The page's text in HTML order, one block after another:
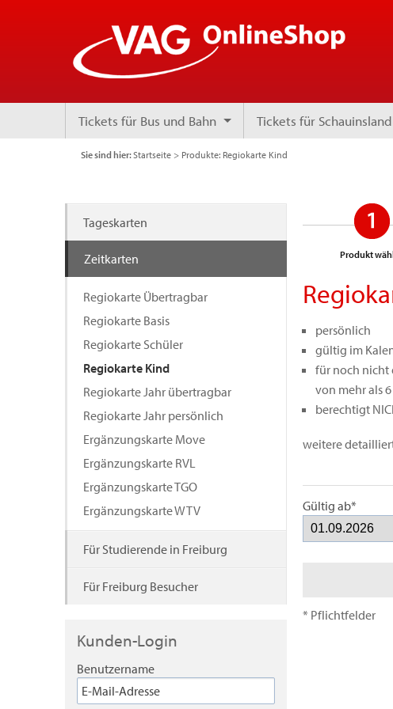
Tickets für Bus und Bahn Tickets für
Sie sind hier:Startseite > Produkte: Regiokarte Kind
Tageskarten
Zeitkarten
Regiokarte Übertragbar
Regiokarte Basis
Regiokarte Schüler
Regiokarte Kind
Regiokarte Jahr übertragbar
Regiokarte Jahr persönlich
Ergänzungskarte Move
Ergänzungskarte RVL
Ergänzungskarte TGO
Ergänzungskarte WTV
Für Studierende in Freiburg
Für Freiburg Besucher
Kunden-Login
Benutzername
Produkt
persönlich
gültig im
für noch nicht
von mehr als
berechtigt
weitere
Gültig ab*
* Pflichtfelder